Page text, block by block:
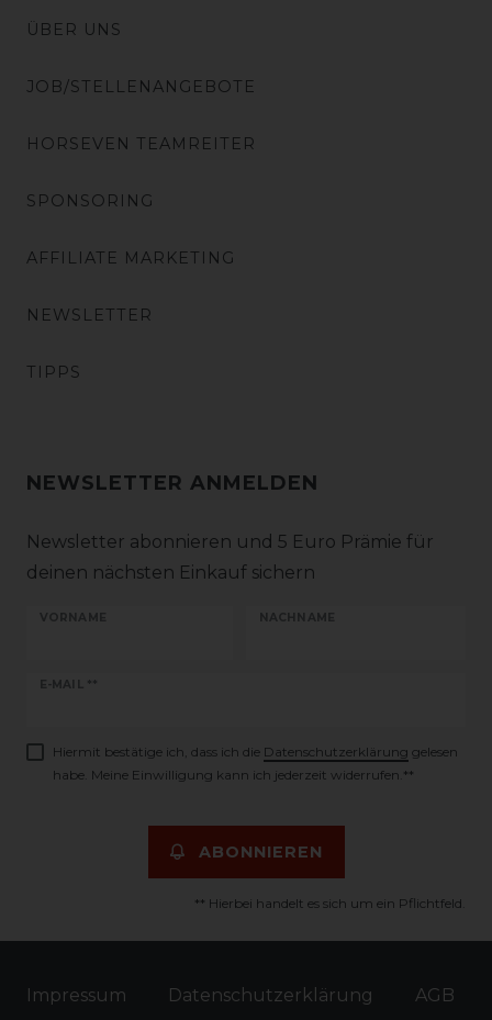
ÜBER UNS
JOB/STELLENANGEBOTE
HORSEVEN TEAMREITER
SPONSORING
AFFILIATE MARKETING
NEWSLETTER
TIPPS
NEWSLETTER ANMELDEN
Newsletter abonnieren und 5 Euro Prämie für
deinen nächsten Einkauf sichern
VORNAME NACHNAME
E-MAIL **
Newsletter
Hiermit bestätige ich, dass ich die Daten­schutz­erklärung gelesen
habe. Meine Einwilligung kann ich jederzeit widerrufen.**
ABONNIEREN
** Hierbei handelt es sich um ein Pflichtfeld.
Impressum Daten­schutz­erklärung AGB